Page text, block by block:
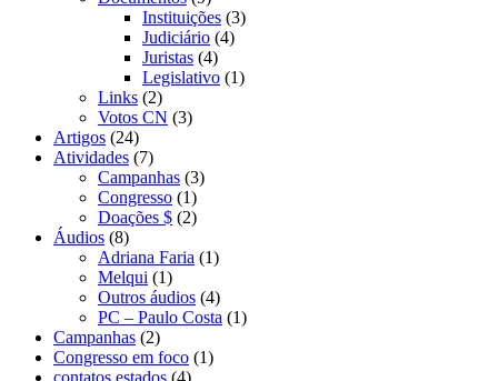
Instituições (3)
Judiciário (4)
Juristas (4)
Legislativo (1)
Links (2)
Votos CN (3)
Artigos (24)
Atividades (7)
Campanhas (3)
Congresso (1)
Doações $ (2)
Áudios (8)
Adriana Faria (1)
Melqui (1)
Outros áudios (4)
PC – Paulo Costa (1)
Campanhas (2)
Congresso em foco (1)
contatos estados (4)